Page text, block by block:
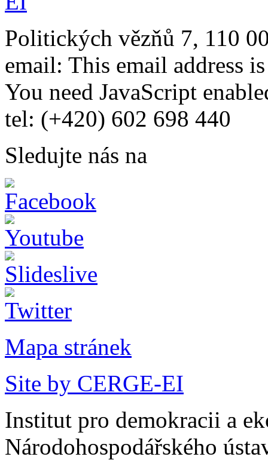
Politických vězňů 7, 110
email: This email address
You need JavaScript
tel: (+420) 602 698 440
Sledujte nás na
Mapa stránek
Site by CERGE-EI
Institut pro demokracii a
Národohospodářského